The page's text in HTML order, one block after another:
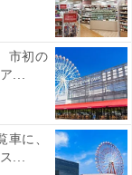
年11月から冬
さからSNSなど
市初の
...
車に、
...